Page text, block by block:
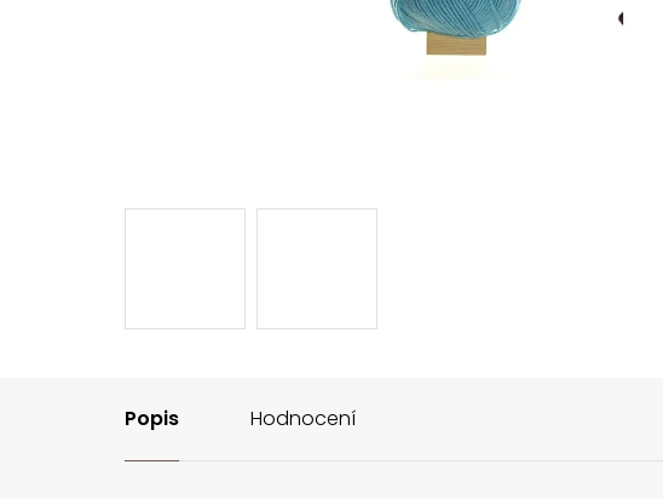
Popis Hodnocení